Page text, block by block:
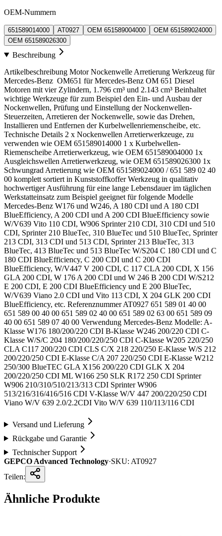
OEM-Nummern
651589014000 AT0927 OEM 651589004000
OEM 651589024000
OEM 651589026300
Beschreibung
Artikelbeschreibung Motor Nockenwelle Arretierung Werkzeug für
Mercedes-Benz OM651 für Mercedes-Benz OM 651 Diesel
Motoren mit vier Zylindern, 1.796 cm³ und 2.143 cm³ Beinhaltet
wichtige Werkzeuge für zum Beispiel den Ein- und Ausbau der
Nockenwellen, Prüfung und Einstellung der Nockenwellen-
Steuerzeiten, Arretieren der Nockenwelle, sowie das Drehen,
Installieren und Entfernen der Kurbelwellenriemenscheibe, etc.
Technische Details 2 x Nockenwellen Arretierwerkzeuge, zu
verwenden wie OEM 651589014000 1 x Kurbelwellen-
Riemenscheibe Arretierwerkzeug, wie OEM 651589004000 1x
Ausgleichswellen Arretierwerkzeug, wie OEM 651589026300 1x
Schwungrad Arretierung wie OEM 651589024000 / 651 589 02 40
00 komplett sortiert in Kunststoffkoffer Werkzeug in qualitativ
hochwertiger Ausführung für eine lange Lebensdauer im täglichen
Werkstatteinsatz zum Beispiel geeignet für folgende Modelle
Mercedes-Benz W176 und W246, A 180 CDI und A 180 CDI
BlueEfficiency, A 200 CDI und A 200 CDI BlueEfficiency sowie
W/V639 Vito 110 CDI, W906 Sprinter 210 CDI, 310 CDI und 510
CDI, Sprinter 210 BlueTec, 310 BlueTec und 510 BlueTec, Sprinter
213 CDI, 313 CDI und 513 CDI, Sprinter 213 BlueTec, 313
BlueTec, 413 BlueTec und 513 BlueTec W/S204 C 180 CDI und C
180 CDI BlueEfficiency, C 200 CDI und C 200 CDI
BlueEfficiency, W/V447 V 200 CDI, C 117 CLA 200 CDI, X 156
GLA 200 CDI, W 176 A 200 CDI und W 246 B 200 CDI W/S212
E 200 CDI, E 200 CDI BlueEfficiency und E 200 BlueTec,
W/V639 Viano 2.0 CDI und Vito 113 CDI, X 204 GLK 200 CDI
BlueEfficiency, etc. Referenznummer AT0927 651 589 01 40 00
651 589 00 40 00 651 589 02 40 00 651 589 02 63 00 651 589 09
40 00 651 589 07 40 00 Verwendung Mercedes-Benz Modelle: A-
Klasse W176 180/200/220 CDI B-Klasse W246 200/220 CDI C-
Klasse W/S/C 204 180/200/220/250 CDI C-Klasse W205 220/250
CLA C117 200/220 CDI CLS C/X 218 220/250 E-Klasse W/S 212
200/220/250 CDI E-Klasse C/A 207 220/250 CDI E-Klasse W212
250/300 BlueTEC GLA X156 200/220 CDI GLK X 204
200/220/250 CDI ML W166 250 SLK R172 250 CDI Sprinter
W906 210/310/510/213/313 CDI Sprinter W906
513/216/316/416/516 CDI V-Klasse W/V 447 200/220/250 CDI
Viano W/V 639 2.0/2.2CDI Vito W/V 639 110/113/116 CDI
Versand und Lieferung
Rückgabe und Garantie
Technischer Support
GEPCO Advanced Technology·SKU: AT0927
Teilen:
Ähnliche Produkte